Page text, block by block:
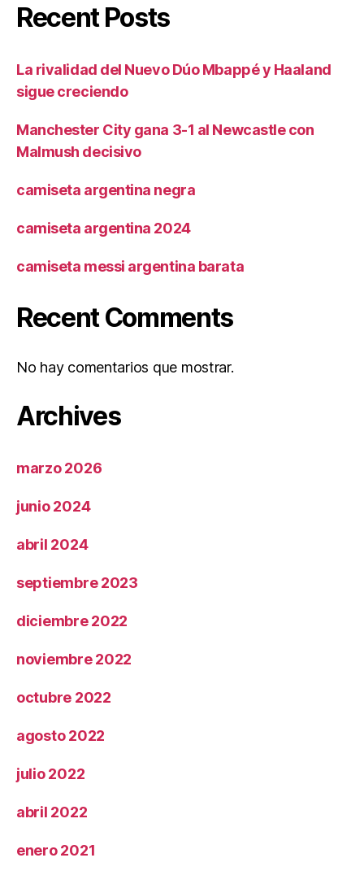
Recent Posts
La rivalidad del Nuevo Dúo Mbappé y Haaland
sigue creciendo
Manchester City gana 3-1 al Newcastle con
Malmush decisivo
camiseta argentina negra
camiseta argentina 2024
camiseta messi argentina barata
Recent Comments
No hay comentarios que mostrar.
Archives
marzo 2026
junio 2024
abril 2024
septiembre 2023
diciembre 2022
noviembre 2022
octubre 2022
agosto 2022
julio 2022
abril 2022
enero 2021